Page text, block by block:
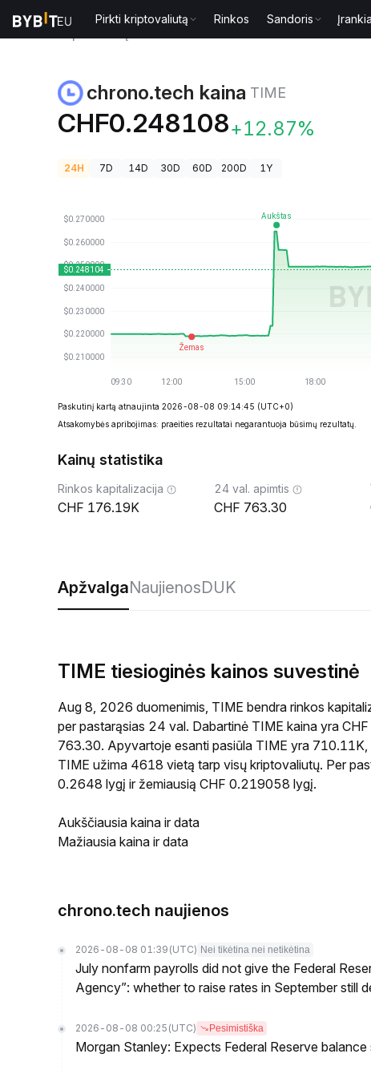
Pirkti kriptovaliutą Rinkos Sandoris
chrono.tech kaina TIME
CHF0.248108+12.87%
24H 7D 14D 30D 60D 200D 1Y
Paskutinį kartą atnaujinta 2026-08-08 09:14:45 (UTC+0)
Atsakomybės apribojimas: praeities rezultatai negarantuoja būsimų rezultatų.
Kainų statistika
Rinkos kapitalizacija
176.19K
24 val. apimtis
763.30
ApžvalgaNaujienosDUK
TIME tiesioginės kainos suvestinė
Aug 8, 2026 duomenimis, TIME bendra rinkos
per pastarąsias 24 val. Dabartinė TIME kaina yra
763.30. Apyvartoje esanti pasiūla TIME yra
TIME užima 4618 vietą tarp visų kriptovaliutų. Per
0.2648 lygį ir žemiausią CHF 0.219058 lygį.
Aukščiausia kaina ir data
Mažiausia kaina ir data
chrono.tech naujienos
2026-08-08 01:39 (UTC) Nei tikėtina nei netikėtina
July nonfarm payrolls did not give the Federal
Agency”: whether to raise rates in September still
2026-08-08 00:25 (UTC) Pesimistiška
Morgan Stanley: Expects Federal Reserve